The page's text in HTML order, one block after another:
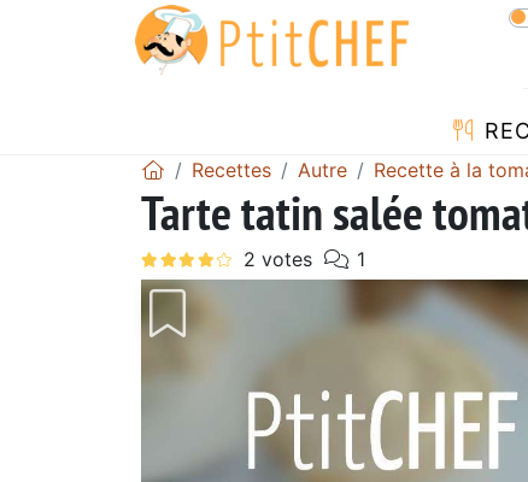
Recettes Autre Recette à la
Tarte tatin salée